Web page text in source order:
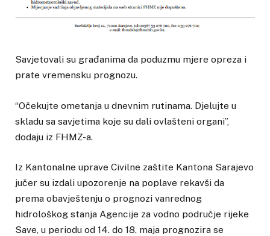
Savjetovali su građanima da poduzmu mjere opreza i
prate vremensku prognozu.
“Očekujte ometanja u dnevnim rutinama. Djelujte u
skladu sa savjetima koje su dali ovlašteni organi”,
dodaju iz FHMZ-a.
Iz Kantonalne uprave Civilne zaštite Kantona Sarajevo
jučer su izdali upozorenje na poplave rekavši da
prema obavještenju o prognozi vanrednog
hidrološkog stanja Agencije za vodno područje rijeke
Save, u periodu od 14. do 18. maja prognozira se